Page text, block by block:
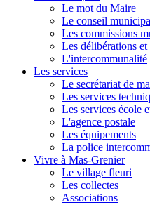
Le mot du Maire
Le conseil
Les commissions
Les délibérations
L'intercommunalité
Les services
Le secrétariat de
Les services
Les services école
L'agence postale
Les équipements
La police
Vivre à Mas-Grenier
Le village fleuri
Les collectes
Associations